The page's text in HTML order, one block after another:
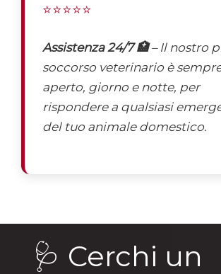
⭐⭐⭐⭐⭐
Assistenza 24/7 🏥– Il nostro
soccorso veterinario è
aperto, giorno e notte, per
rispondere a qualsiasi
del tuo animale domestico.
🩺 Cerchi un